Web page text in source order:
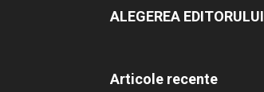
ALEGEREA EDITORULUI
Articole recente